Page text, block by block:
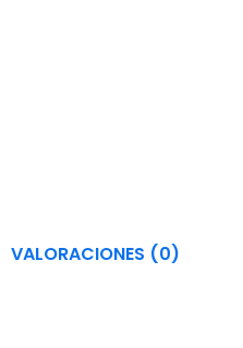
VALORACIONES (0)